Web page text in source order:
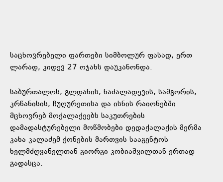
საცხოვრებელი ფართები სიმბოლურ ფასად, ერთ
ლარად, კიდევ 27 ოჯახს დაუკანონდა.
საბურთალოს, გლდანის, ნაძალადევის, სამგორის,
კრწანისის, ჩუღურეთისა და ისნის რაიონებში
მცხოვრებ მოქალაქეებს საკუთრების
დამადასტურებელი მოწმობები დედაქალაქის მერმა
კახა კალაძემ ქონების მართვის სააგენტოს
ხელმძღვანელთან გიორგი კობიაშვილთან ერთად
გადასცა.